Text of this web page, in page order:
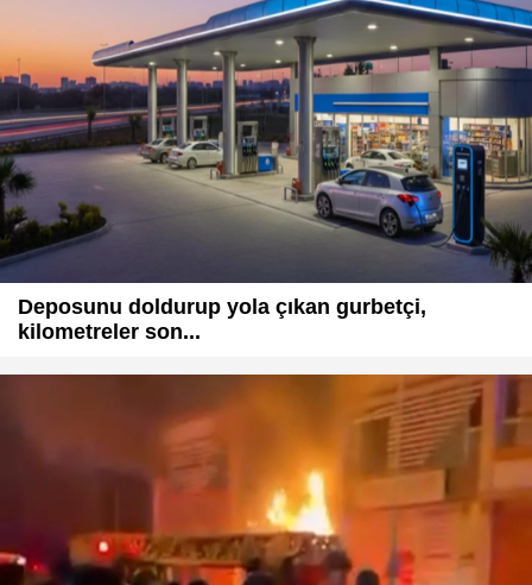
Deposunu doldurup yola çıkan gurbetçi,
kilometreler son...